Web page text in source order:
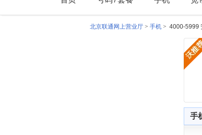
北京联通网上营业厅 > 手机 > 4000-5999
手